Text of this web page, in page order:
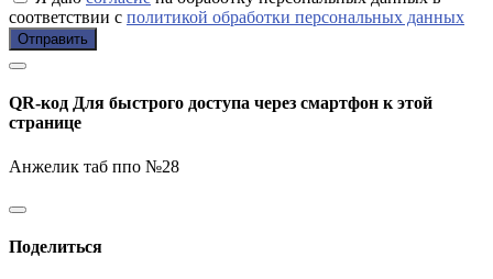
соответствии с политикой обработки персональных данных
Отправить
QR-код Для быстрого доступа через смартфон к этой
странице
Анжелик таб ппо №28
Поделиться